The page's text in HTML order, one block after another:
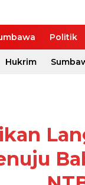
Politik
Hukrim